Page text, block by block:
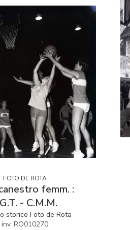
FOTO DE ROTA
femm. :
- C.M.M.
storico Foto de Rota
inv. RO010270